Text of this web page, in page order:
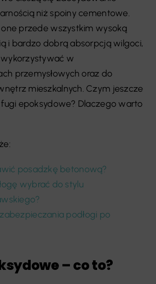
niż spoiny cementowe.
one przede wszystkim wysoką
i bardzo dobrą absorpcją wilgoci,
w
przemysłowych oraz do
mieszkalnych. Czym jeszcze
epoksydowe? Dlaczego warto
posadzkę betonową?
wybrać do stylu
podłogi po
– co to?